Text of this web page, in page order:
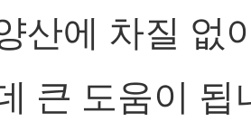
산에 차질 없
큰 도움이 됩